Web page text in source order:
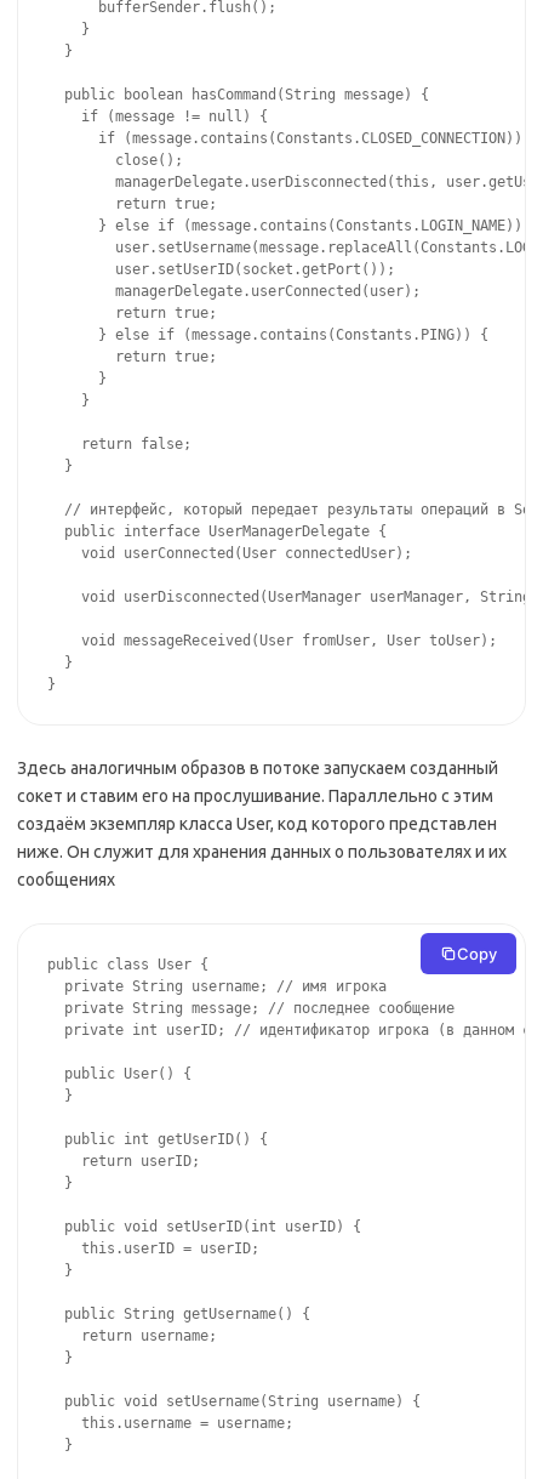
      bufferSender.flush();
    }
  }
  public boolean hasCommand(String message) {
    if (message != null) {
      if (message.contains(Constants.CLOSED_CONNECTION)) {
        close();
managerDelegate.userDisconnected(this,
        return true;
      } else if (message.contains(Constants.LOGIN_NAME)) {
        user.setUserID(socket.getPort());
        managerDelegate.userConnected(user);
        return true;
      } else if (message.contains(Constants.PING)) {
        return true;
      }
    }
    return false;
  }
// интерфейс, который передает результаты операций в
  public interface UserManagerDelegate {
    void userConnected(User connectedUser);
void userDisconnected(UserManager userManager, String
    void messageReceived(User fromUser, User toUser);
  }
}
Здесь аналогичным образов в потоке запускаем созданный
сокет и ставим его на прослушивание. Параллельно с этим
создаём экземпляр класса User, код которого представлен
ниже. Он служит для хранения данных о пользователях и их
сообщениях
public class User {
  private String username; // имя игрока
  private String message; // последнее сообщение
private int userID; // идентификатор игрока (в данном
  public User() {
  }
  public int getUserID() {
    return userID;
  }
  public void setUserID(int userID) {
    this.userID = userID;
  }
  public String getUsername() {
    return username;
  }
  public void setUsername(String username) {
    this.username = username;
  }
Copy